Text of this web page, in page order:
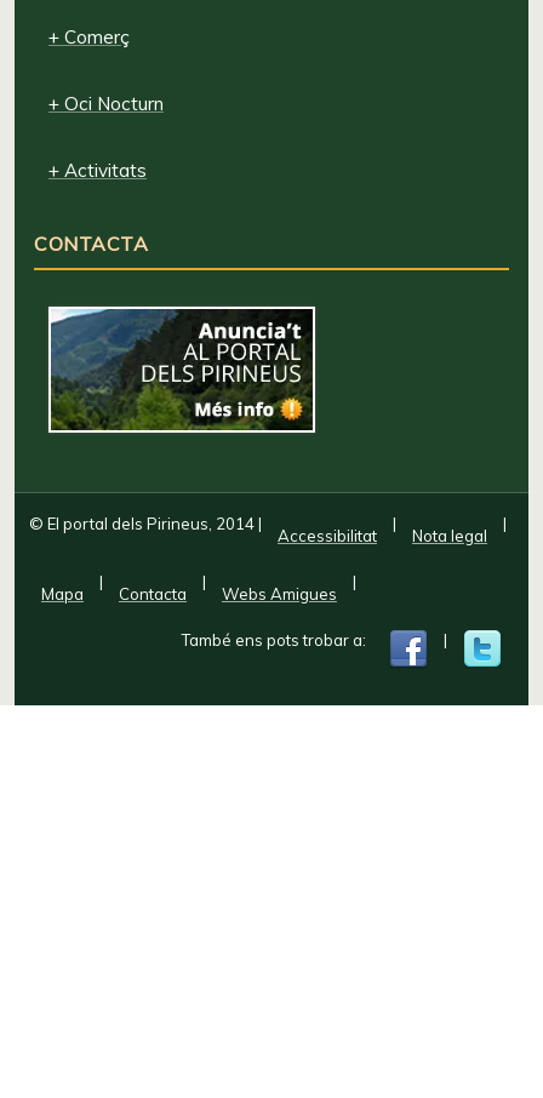
+ Comerç
+ Oci Nocturn
+ Activitats
CONTACTA
© El portal dels Pirineus, 2014|
Accessibilitat
|
Nota legal
|
Mapa
|
Contacta
|
Webs Amigues
|
També ens pots trobar a: |